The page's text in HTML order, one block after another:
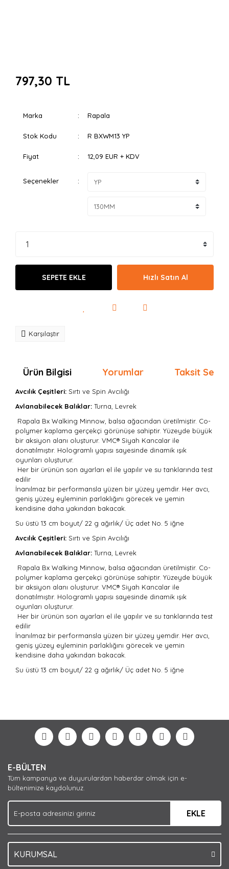
797,30 TL
Marka Rapala
Stok Kodu R BXWM13 YP
Fiyat 12,09 EUR + KDV
Seçenekler
SEPETE EKLE Hızlı Satın Al
Karşılaştır
Ürün Bilgisi Yorumlar Taksit
Avcılık Çeşitleri: Sırtı ve Spin Avcılığı
Avlanabilecek Balıklar: Turna, Levrek
Rapala Bx Walking Minnow, balsa ağacından üretilmiştir. Co-
polymer kaplama gerçekçi görünüşe sahiptir. Yüzeyde büyük
bir aksiyon alanı oluşturur. VMC® Siyah Kancalar ile
donatılmıştır. Hologramlı yapısı sayesinde dinamik ışık
oyunları oluşturur.
Her bir ürünün son ayarları el ile yapılır ve su tanklarında test
edilir
İnanılmaz bir performansla yüzen bir yüzey yemdir. Her avcı,
geniş yüzey eyleminin parlaklığını görecek ve yemin
kendisine daha yakından bakacak.
Su üstü 13 cm boyut/ 22 g ağırlık/ Üç adet No. 5 iğne
Avcılık Çeşitleri: Sırtı ve Spin Avcılığı
Avlanabilecek Balıklar: Turna, Levrek
Rapala Bx Walking Minnow, balsa ağacından üretilmiştir. Co-
polymer kaplama gerçekçi görünüşe sahiptir. Yüzeyde büyük
bir aksiyon alanı oluşturur. VMC® Siyah Kancalar ile
donatılmıştır. Hologramlı yapısı sayesinde dinamik ışık
oyunları oluşturur.
Her bir ürünün son ayarları el ile yapılır ve su tanklarında test
edilir
İnanılmaz bir performansla yüzen bir yüzey yemdir. Her avcı,
geniş yüzey eyleminin parlaklığını görecek ve yemin
kendisine daha yakından bakacak.
Su üstü 13 cm boyut/ 22 g ağırlık/ Üç adet No. 5 iğne
Yorum Yaz
formunu kullanarak tarafımıza iletebilirsiniz.
Görüş ve önerileriniz için teşekkür ederiz.
Ürün açıklamasında eksik bilgiler bulunuyor.
Ürün bilgilerinde hatalar bulunuyor.
Ürün fiyatı diğer sitelerden daha pahalı.
Bu ürüne benzer farklı alternatifler olmalı.
E-BÜLTEN
Tüm kampanya ve duyurulardan haberdar olmak için e-
bültenimize kaydolunuz.
EKLE
KURUMSAL